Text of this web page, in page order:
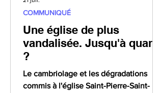
Une église de plus
vandalisée. Jusqu'à quand
?
Le cambriolage et les dégradations
commis à l'église Saint-Pierre-Saint-
COMMUNIQUÉ